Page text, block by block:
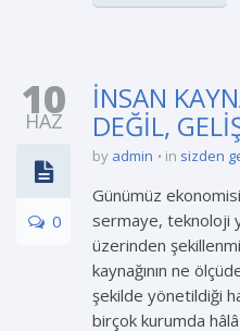
10
HAZ
0
İNSAN
DEĞİL,
by admin in sizden
Günümüz
sermaye, teknoloji
üzerinden
kaynağının ne
şekilde yönetildiği
birçok kurumda hâlâ